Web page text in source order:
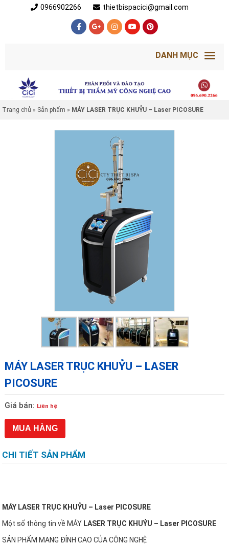
0966902266 thietbispacici@gmail.com
DANH MỤC
Trang chủ » Sản phẩm » MÁY LASER TRỤC KHUỶU – Laser PICOSURE
MÁY LASER TRỤC KHUỶU – LASER
PICOSURE
Giá bán: Liên hệ
MUA HÀNG
CHI TIẾT SẢN PHẨM
MÁY LASER TRỤC KHUỶU – Laser PICOSURE
Một số thông tin về MÁY LASER TRỤC KHUỶU – Laser PICOSURE
SẢN PHẨM MANG ĐỈNH CAO CỦA CÔNG NGHỆ